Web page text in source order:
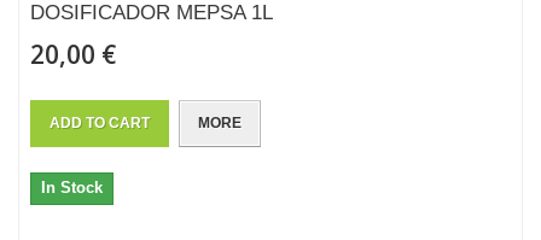
DOSIFICADOR MEPSA 1L
20,00 €
ADD TO CART MORE
In Stock